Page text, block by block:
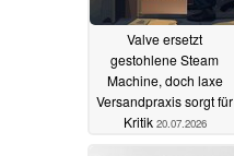
Valve ersetzt
gestohlene Steam
Machine, doch laxe
Versandpraxis sorgt für
Kritik 20.07.2026